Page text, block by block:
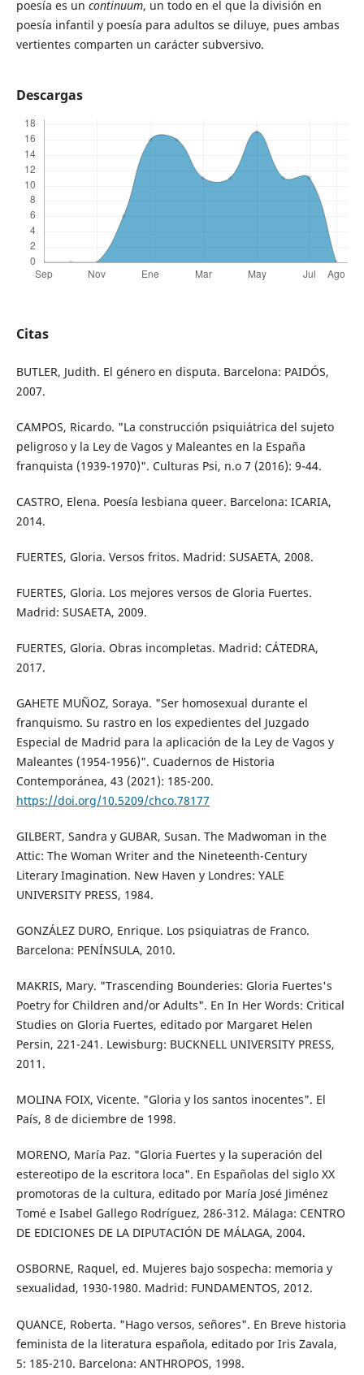
poesía es un continuum, un todo en el que la división en
poesía infantil y poesía para adultos se diluye, pues ambas
vertientes comparten un carácter subversivo.
Descargas
Citas
BUTLER, Judith. El género en disputa. Barcelona: PAIDÓS,
2007.
CAMPOS, Ricardo. "La construcción psiquiátrica del sujeto
peligroso y la Ley de Vagos y Maleantes en la España
franquista (1939-1970)". Culturas Psi, n.o 7 (2016): 9-44.
CASTRO, Elena. Poesía lesbiana queer. Barcelona: ICARIA,
2014.
FUERTES, Gloria. Versos fritos. Madrid: SUSAETA, 2008.
FUERTES, Gloria. Los mejores versos de Gloria Fuertes.
Madrid: SUSAETA, 2009.
FUERTES, Gloria. Obras incompletas. Madrid: CÁTEDRA,
2017.
GAHETE MUÑOZ, Soraya. "Ser homosexual durante el
franquismo. Su rastro en los expedientes del Juzgado
Especial de Madrid para la aplicación de la Ley de Vagos y
Maleantes (1954-1956)". Cuadernos de Historia
Contemporánea, 43 (2021): 185-200.
https://doi.org/10.5209/chco.78177
GILBERT, Sandra y GUBAR, Susan. The Madwoman in the
Attic: The Woman Writer and the Nineteenth-Century
Literary Imagination. New Haven y Londres: YALE
UNIVERSITY PRESS, 1984.
GONZÁLEZ DURO, Enrique. Los psiquiatras de Franco.
Barcelona: PENÍNSULA, 2010.
MAKRIS, Mary. "Trascending Bounderies: Gloria Fuertes's
Poetry for Children and/or Adults". En In Her Words: Critical
Studies on Gloria Fuertes, editado por Margaret Helen
Persin, 221-241. Lewisburg: BUCKNELL UNIVERSITY PRESS,
2011.
MOLINA FOIX, Vicente. "Gloria y los santos inocentes". El
País, 8 de diciembre de 1998.
MORENO, María Paz. "Gloria Fuertes y la superación del
estereotipo de la escritora loca". En Españolas del siglo XX
promotoras de la cultura, editado por María José Jiménez
Tomé e Isabel Gallego Rodríguez, 286-312. Málaga: CENTRO
DE EDICIONES DE LA DIPUTACIÓN DE MÁLAGA, 2004.
OSBORNE, Raquel, ed. Mujeres bajo sospecha: memoria y
sexualidad, 1930-1980. Madrid: FUNDAMENTOS, 2012.
QUANCE, Roberta. "Hago versos, señores". En Breve historia
feminista de la literatura española, editado por Iris Zavala,
5: 185-210. Barcelona: ANTHROPOS, 1998.